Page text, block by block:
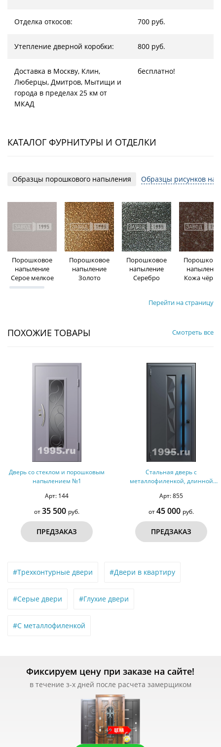
Отделка откосов: 700 руб.
Утепление дверной коробки: 800 руб.
Доставка в Москву, Клин,
Люберцы, Дмитров, Мытищи и
города в пределах 25 км от
МКАД
бесплатно!
КАТАЛОГ ФУРНИТУРЫ И ОТДЕЛКИ
Образцы порошкового напыления Образцы рисунков на
Порошковое
напыление
Серое мелкое
Порошковое
напыление
Золото
Порошковое
напыление
Серебро
напыление
Кожа
Перейти на страницу
ПОХОЖИЕ ТОВАРЫ Смотреть все
Дверь со стеклом и порошковым
напылением №1
Арт: 144
от35 500 руб.
ПРЕДЗАКАЗ
Стальная дверь с
металлофиленкой, длинной
серым порошковым
окрашиванием RAL 7021 (тип
№7)
Арт: 855
от45 000 руб.
ПРЕДЗАКАЗ
#Трехконтурные двери #Двери в квартиру
#Серые двери #Глухие двери
#С металлофиленкой
Фиксируем цену при заказе на сайте!
в течение з-х дней после расчета замерщиком